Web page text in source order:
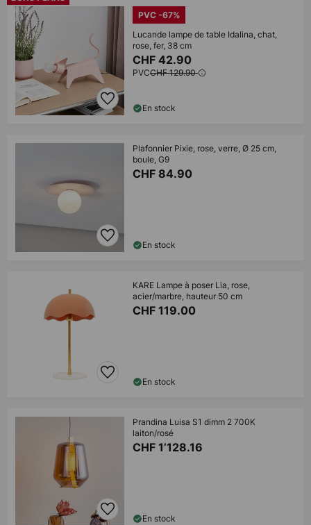
PVC -67%
Lucande lampe de table Idalina, chat,
rose, fer, 38 cm
CHF 42.90
PVCCHF 129.90
En stock
Plafonnier Pixie, rose, verre, Ø 25 cm,
boule, G9
CHF 84.90
En stock
KARE Lampe à poser Lia, rose,
acier/marbre, hauteur 50 cm
CHF 119.00
En stock
Prandina Luisa S1 dimm 2 700K
laiton/rosé
CHF 1’128.16
En stock